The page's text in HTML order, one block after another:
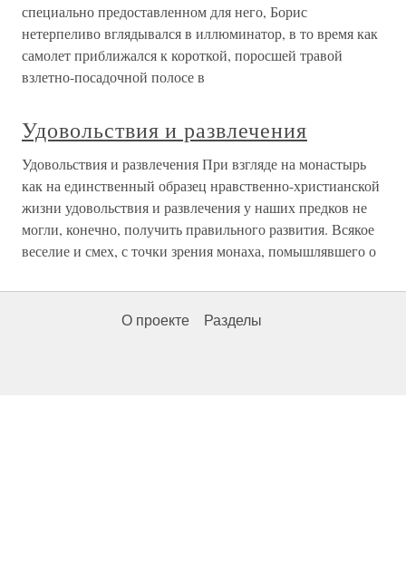
специально предоставленном для него, Борис
нетерпеливо вглядывался в иллюминатор, в то время как
самолет приближался к короткой, поросшей травой
взлетно-посадочной полосе в
Удовольствия и развлечения
Удовольствия и развлечения При взгляде на монастырь
как на единственный образец нравственно-христианской
жизни удовольствия и развлечения у наших предков не
могли, конечно, получить правильного развития. Всякое
веселие и смех, с точки зрения монаха, помышлявшего о
О проекте Разделы